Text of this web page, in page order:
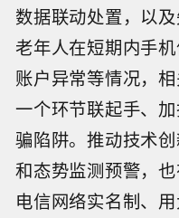
数据联动处置，以
老年人在短期内手
账户异常等情况，
一个环节联起手、
骗陷阱。推动技术
和态势监测预警，
电信网络实名制、